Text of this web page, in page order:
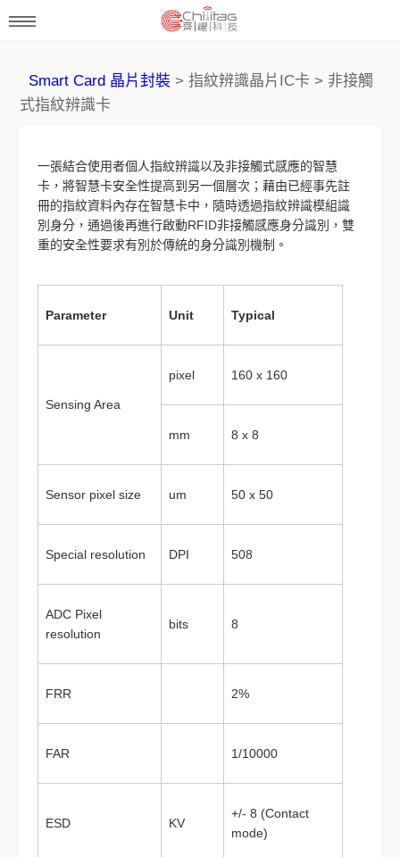
Smart Card 晶片封裝 > 指紋辨識晶片IC卡 > 非接觸
式指紋辨識卡
一張結合使用者個人指紋辨識以及非接觸式感應的智慧
卡，將智慧卡安全性提高到另一個層次；藉由已經事先註
冊的指紋資料內存在智慧卡中，隨時透過指紋辨識模組識
別身分，通過後再進行啟動RFID非接觸感應身分識別，雙
重的安全性要求有別於傳統的身分識別機制。
Parameter Unit Typical
Sensing Area
pixel 160 x 160
mm 8 x 8
Sensor pixel size um 50 x 50
Special resolution DPI 508
ADC Pixel
resolution
bits 8
FRR 2%
FAR 1/10000
ESD KV
+/- 8 (Contact
mode)